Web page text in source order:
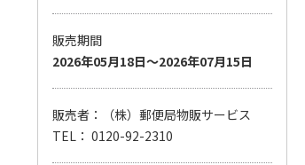
販売期間
2026年05月18日～2026年07月15日
販売者：（株）郵便局物販サービス
TEL： 0120-92-2310